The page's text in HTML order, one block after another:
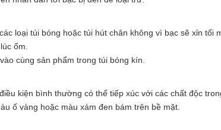
loại túi bóng hoặc túi hút chân không vì bạc sẽ xỉn tối
ốm.
cùng sản phẩm trong túi bóng kín.
kiện bình thường có thể tiếp xúc với các chất độc
ố vàng hoặc màu xám đen bám trên bề mặt.